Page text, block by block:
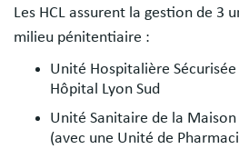
Les HCL assurent la gestion de 3
milieu pénitentiaire :
Unité Hospitalière
Hôpital Lyon Sud
Unité Sanitaire de la
(avec une Unité de